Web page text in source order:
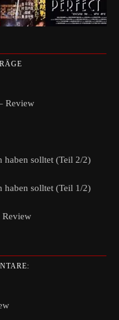
Review
haben solltet (Teil 2/2)
haben solltet (Teil 1/2)
Review